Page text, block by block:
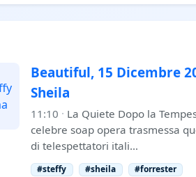
Beautiful, 15 Dicembre
Sheila
11:10 · La Quiete Dopo la
celebre soap opera trasmessa
di telespettatori itali…
#steffy #sheila #forrester